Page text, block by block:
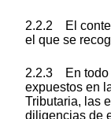
2.2.2 El
el que se
2.2.3 En todo
expuestos en
Tributaria, las
diligencias de